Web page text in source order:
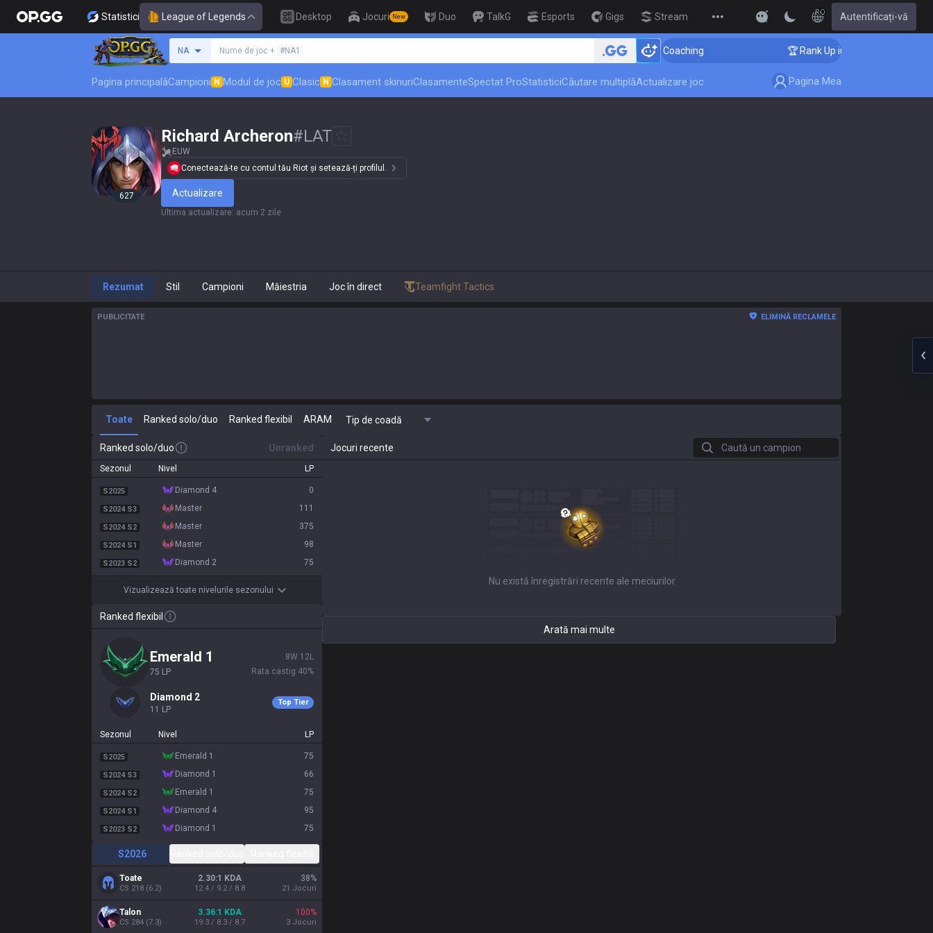
Statistici League of Legends Desktop Jocuri New Duo TalkG Esports Gigs Streamer Overlay RO Autentificați-vă
NA
Caută un invocator
Nume de joc + #NA1 🏆 Rank Up in 3 Days! Challenger Coaching 🏆 Rank Up in 3 Days! Challenger
Pagina principalăCampioni N Modul de joc U Clasic N Clasament skinuriClasamenteSpectat ProStatisticiCăutare multiplăActualizare joc Pagina Mea
627
Richard Archeron#LAT
EUW
Conectează-te cu contul tău Riot și setează-ți profilul.
Actualizare
Ultima actualizare: acum 2 zile
Rezumat Stil Campioni Măiestria Joc în direct Teamfight Tactics
PUBLICITATE ELIMINĂ RECLAMELE
Toate Ranked solo/duo Ranked flexibil ARAM Tip de coadă
Ranked solo/duo Unranked
Sezonul Nivel LP
S2025 diamond 4 0
S2024 S3 master 111
S2024 S2 master 375
S2024 S1 master 98
S2023 S2 diamond 2 75
Vizualizează toate nivelurile sezonului
Ranked flexibil
emerald 1
75 LP
8W 12L
Rata castig 40%
diamond 2
11 LP
Top Tier
Sezonul Nivel LP
S2025 emerald 1 75
S2024 S3 diamond 1 66
S2024 S2 emerald 1 75
S2024 S1 diamond 4 95
S2023 S2 diamond 1 75
S2026
Toate
CS 218 (6.2)
2.30:1 KDA
12.4 / 9.2 / 8.8
38%
21 Jocuri
Talon
CS 284 (7.3)
3.36:1 KDA
19.3 / 8.3 / 8.7
100%
3 Jocuri
Jocuri recente Caută un campion
Nu există înregistrări recente ale meciurilor
Arată mai multe